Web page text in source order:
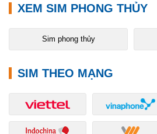
XEM SIM PHONG THỦY
Sim phong thủy
SIM THEO MẠNG